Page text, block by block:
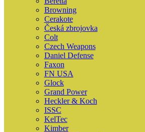
Browning
Cerakote
Česká zbrojovka
Colt
Czech Weapons
Daniel Defense
Faxon
FN USA
Glock
Grand Power
Heckler & Koch
ISSC
KelTec
Kimber